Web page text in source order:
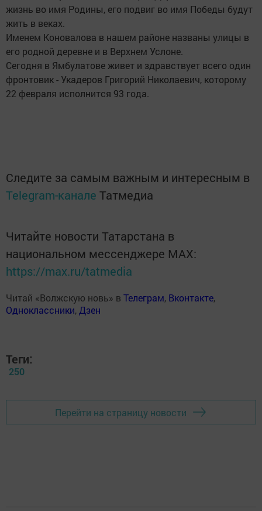
жизнь во имя Родины, его подвиг во имя Победы будут
жить в веках.
Именем Коновалова в нашем районе названы улицы в
его родной деревне и в Верхнем Услоне.
Сегодня в Ямбулатове живет и здравствует всего один
фронтовик - Укадеров Григорий Николаевич, которому
22 февраля исполнится 93 года.
Следите за самым важным и интересным в
Telegram-канале Татмедиа
Читайте новости Татарстана в
национальном мессенджере MАХ:
https://max.ru/tatmedia
Читай «Волжскую новь» в Телеграм, Вконтакте,
Одноклассники,Дзен
Теги:
250
Перейти на страницу новости